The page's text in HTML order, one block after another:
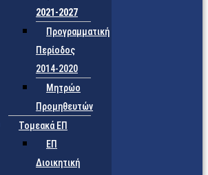
2021-2027
Προγραμματική
Περίοδος
2014-2020
Μητρώο
Προμηθευτών
Τομεακά ΕΠ
ΕΠ
Διοικητική